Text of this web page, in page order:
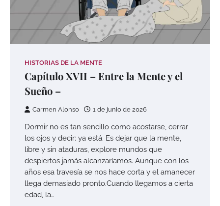
HISTORIAS DE LA MENTE
Capítulo XVII – Entre la Mente y el
Sueño –
Carmen Alonso 1 de junio de 2026
Dormir no es tan sencillo como acostarse, cerrar
los ojos y decir: ya está. Es dejar que la mente,
libre y sin ataduras, explore mundos que
despiertos jamás alcanzaríamos. Aunque con los
años esa travesía se nos hace corta y el amanecer
llega demasiado pronto.Cuando llegamos a cierta
edad, la…